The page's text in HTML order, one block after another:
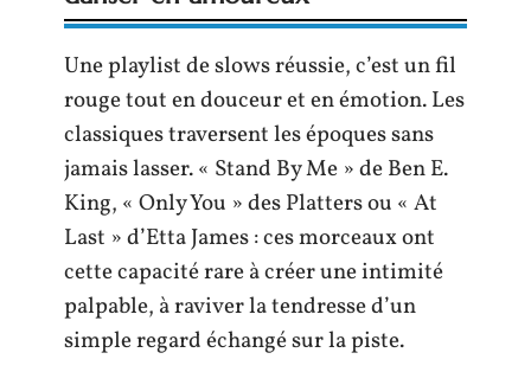
Une playlist de slows réussie, c’est un fil
rouge tout en douceur et en émotion. Les
classiques traversent les époques sans
jamais lasser. « Stand By Me » de Ben E.
King, « Only You » des Platters ou « At
Last » d’Etta James : ces morceaux ont
cette capacité rare à créer une intimité
palpable, à raviver la tendresse d’un
simple regard échangé sur la piste.